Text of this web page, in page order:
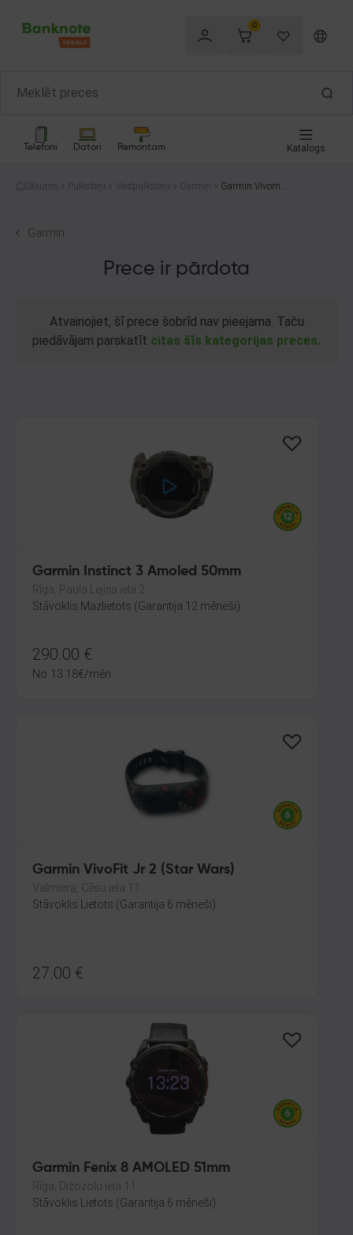
0
Telefoni Datori Remontam Katalogs
Sākums Pulksteņi Viedpulksteņi Garmin
Garmin Vivomov
Garmin
Prece ir pārdota
Atvainojiet, šī prece šobrīd nav pieejama. Taču
piedāvājam parskatīt citas šīs kategorijas preces.
Garmin Instinct 3 Amoled 50mm
Rīga, Paula Lejiņa iela 2
Stāvoklis Mazlietots (Garantija 12 mēneši)
290.00 €
No 13.18€/mēn.
Garmin VivoFit Jr 2 (Star Wars)
Valmiera, Cēsu iela 11
Stāvoklis Lietots (Garantija 6 mēneši)
27.00 €
Garmin Fenix 8 AMOLED 51mm
Rīga, Dižozolu iela 11
Stāvoklis Lietots (Garantija 6 mēneši)